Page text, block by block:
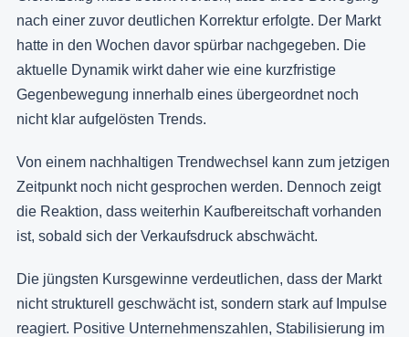
nach einer zuvor deutlichen Korrektur erfolgte. Der Markt
hatte in den Wochen davor spürbar nachgegeben. Die
aktuelle Dynamik wirkt daher wie eine kurzfristige
Gegenbewegung innerhalb eines übergeordnet noch
nicht klar aufgelösten Trends.
Von einem nachhaltigen Trendwechsel kann zum jetzigen
Zeitpunkt noch nicht gesprochen werden. Dennoch zeigt
die Reaktion, dass weiterhin Kaufbereitschaft vorhanden
ist, sobald sich der Verkaufsdruck abschwächt.
Die jüngsten Kursgewinne verdeutlichen, dass der Markt
nicht strukturell geschwächt ist, sondern stark auf Impulse
reagiert. Positive Unternehmenszahlen, Stabilisierung im